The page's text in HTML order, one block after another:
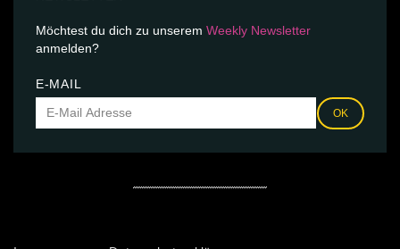
Möchtest du dich zu unserem Weekly Newsletter
anmelden?
E-MAIL
OK